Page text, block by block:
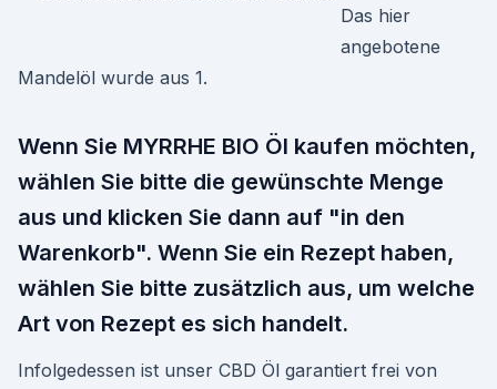
Das hier
angebotene
Mandelöl wurde aus 1.
Wenn Sie MYRRHE BIO Öl kaufen möchten,
wählen Sie bitte die gewünschte Menge
aus und klicken Sie dann auf "in den
Warenkorb". Wenn Sie ein Rezept haben,
wählen Sie bitte zusätzlich aus, um welche
Art von Rezept es sich handelt.
Infolgedessen ist unser CBD Öl garantiert frei von